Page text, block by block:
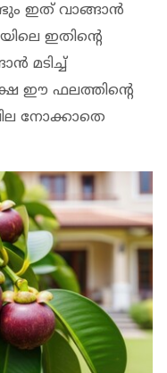
ഇത് വാങ്ങാൻ
ഇതിന്റെ
മടിച്ച്
ഈ ഫലത്തിന്റെ
നോക്കാതെ